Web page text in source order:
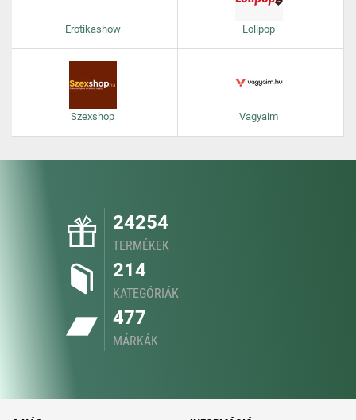
Erotikashow Lolipop
Szexshop Vagyaim
24254
TERMÉKEK
214
KATEGÓRIÁK
477
MÁRKÁK